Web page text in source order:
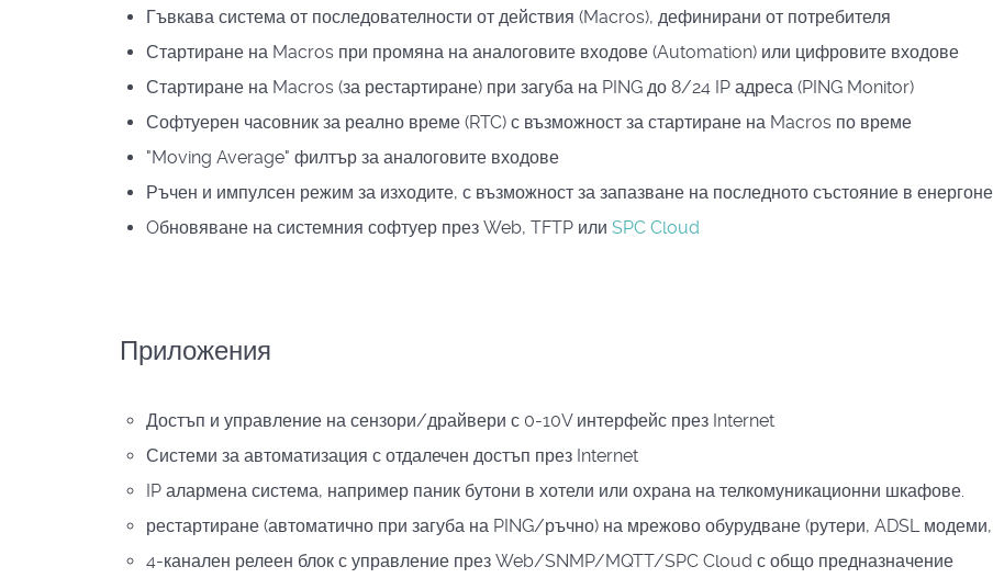
Гъвкава система от последователности от действия (Macros), дефинирани от потребителя
Стартиране на Macros при промяна на аналоговите входове (Automation) или цифровите входове
Стартиране на Macros (за рестартиране) при загуба на PING до 8/24 IP адреса (PING Monitor)
Софтуерен часовник за реално време (RTC) с възможност за стартиране на Macros по време
"Moving Average" филтър за аналоговите входове
Ръчен и импулсен режим за изходите, с възможност за запазване на последното състояние в
Oбновяване на системния софтуер през Web, TFTP или SPC Cloud
Приложения
Достъп и управление на сензори/драйвери с 0-10V интерфейс през Internet
Системи за автоматизация с отдалечен достъп през Internet
IP алармена система, например паник бутони в хотели или охрана на телкомуникационни шкафове.
рестартиране (автоматично при загуба на PING/ръчно) на мрежово обурудване (рутери, ADSL
4-канален релеен блок с управление през Web/SNMP/MQTT/SPC Cloud с общо предназначение